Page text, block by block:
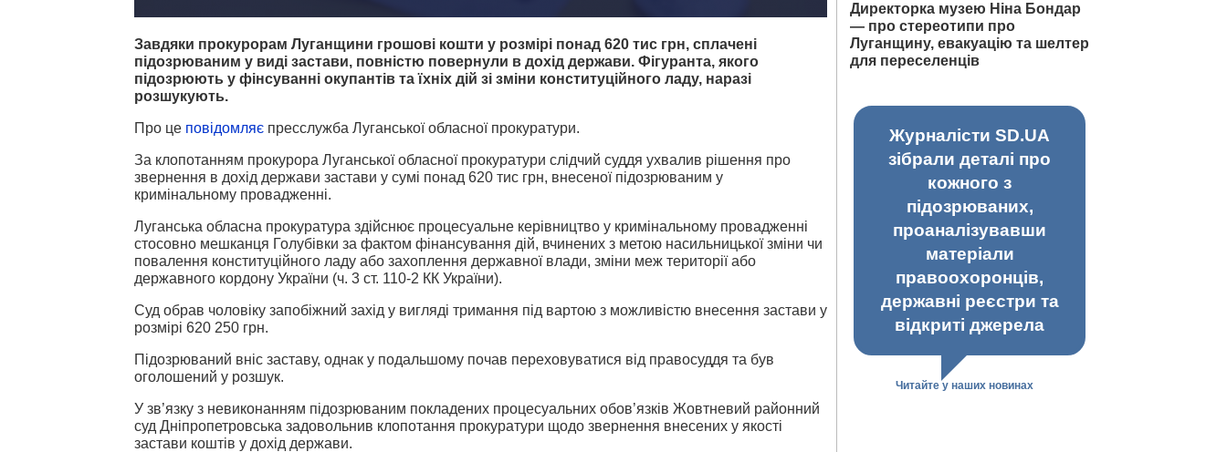
Завдяки прокурорам Луганщини грошові кошти у розмірі понад 620 тис грн, сплачені
підозрюваним у виді застави, повністю повернули в дохід держави. Фігуранта, якого
підозрюють у фінсуванні окупантів та їхніх дій зі зміни конституційного ладу, наразі
розшукують.
Про це повідомляє пресслужба Луганської обласної прокуратури.
За клопотанням прокурора Луганської обласної прокуратури слідчий суддя ухвалив рішення про
звернення в дохід держави застави у сумі понад 620 тис грн, внесеної підозрюваним у
кримінальному провадженні.
Луганська обласна прокуратура здійснює процесуальне керівництво у кримінальному провадженні
стосовно мешканця Голубівки за фактом фінансування дій, вчинених з метою насильницької зміни чи
повалення конституційного ладу або захоплення державної влади, зміни меж території або
державного кордону України (ч. 3 ст. 110-2 КК України).
Суд обрав чоловіку запобіжний захід у вигляді тримання під вартою з можливістю внесення застави у
розмірі 620 250 грн.
Підозрюваний вніс заставу, однак у подальшому почав переховуватися від правосуддя та був
оголошений у розшук.
У зв’язку з невиконанням підозрюваним покладених процесуальних обов’язків Жовтневий районний
суд Дніпропетровська задовольнив клопотання прокуратури щодо звернення внесених у якості
застави коштів у дохід держави.
Директорка музею Ніна Бондар
— про стереотипи про
Луганщину, евакуацію та шелтер
для переселенців
Журналісти SD.UA
зібрали деталі про
кожного з
підозрюваних,
проаналізувавши
матеріали
правоохоронців,
державні реєстри та
відкриті джерела
Читайте у наших новинах